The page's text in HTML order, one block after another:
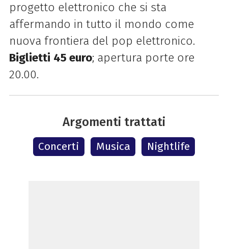
progetto elettronico che si sta
affermando in tutto il mondo come
nuova frontiera del pop elettronico.
Biglietti 45 euro; apertura porte ore
20.00.
Argomenti trattati
Concerti Musica Nightlife